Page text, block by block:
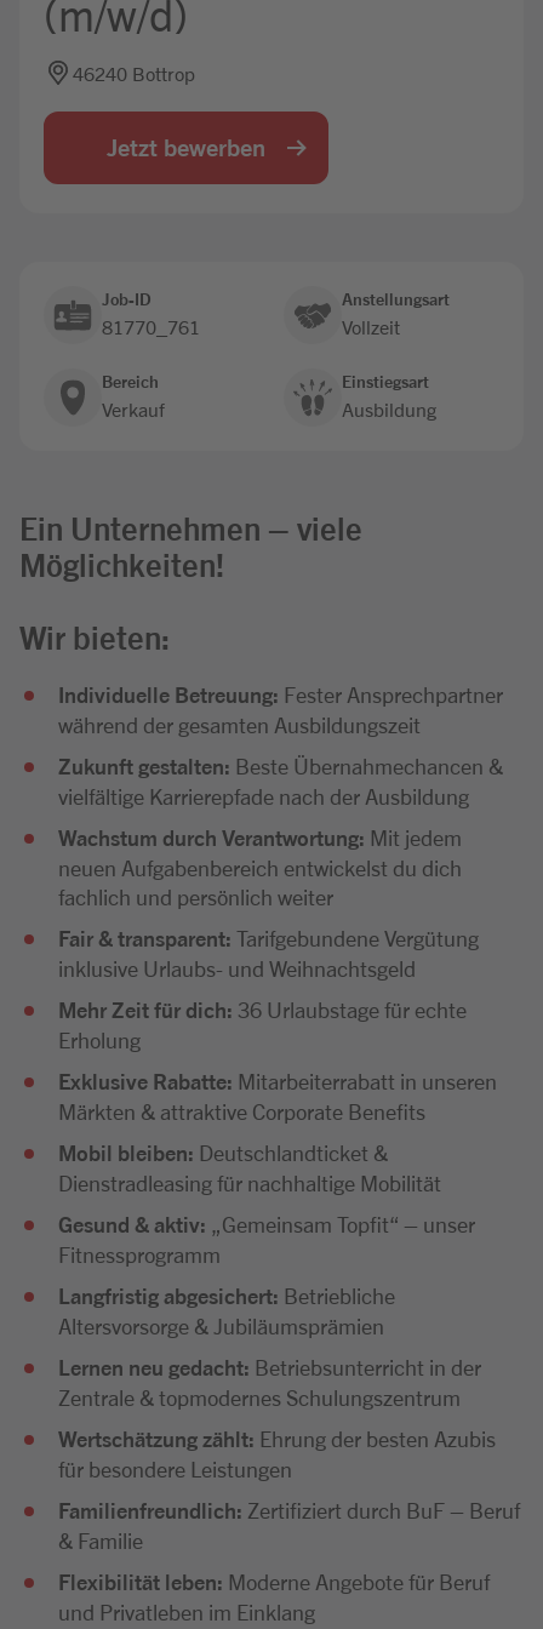
(m/w/d)
46240 Bottrop
Jetzt bewerben
Job-ID
81770_761
Anstellungsart
Vollzeit
Bereich
Verkauf
Einstiegsart
Ausbildung
Ein Unternehmen – viele
Möglichkeiten!
Wir bieten:
Individuelle Betreuung: Fester Ansprechpartner
während der gesamten Ausbildungszeit
Zukunft gestalten: Beste Übernahmechancen &
vielfältige Karrierepfade nach der Ausbildung
Wachstum durch Verantwortung: Mit jedem
neuen Aufgabenbereich entwickelst du dich
fachlich und persönlich weiter
Fair & transparent: Tarifgebundene Vergütung
inklusive Urlaubs- und Weihnachtsgeld
Mehr Zeit für dich: 36 Urlaubstage für echte
Erholung
Exklusive Rabatte: Mitarbeiterrabatt in unseren
Märkten & attraktive Corporate Benefits
Mobil bleiben: Deutschlandticket &
Dienstradleasing für nachhaltige Mobilität
Gesund & aktiv: „Gemeinsam Topfit“ – unser
Fitnessprogramm
Langfristig abgesichert: Betriebliche
Altersvorsorge & Jubiläumsprämien
Lernen neu gedacht: Betriebsunterricht in der
Zentrale & topmodernes Schulungszentrum
Wertschätzung zählt: Ehrung der besten Azubis
für besondere Leistungen
Familienfreundlich: Zertifiziert durch BuF – Beruf
& Familie
Flexibilität leben: Moderne Angebote für Beruf
und Privatleben im Einklang